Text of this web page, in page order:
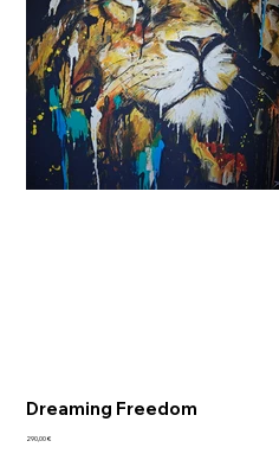
Dreaming Freedom
Hinta
290,00 €